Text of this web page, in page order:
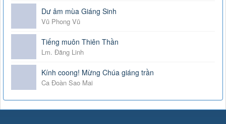
Dư âm mùa Giáng Sinh
Vũ Phong Vũ
Tiếng muôn Thiên Thần
Lm. Đăng Linh
Kính coong! Mừng Chúa giáng trần
Ca Đoàn Sao Mai